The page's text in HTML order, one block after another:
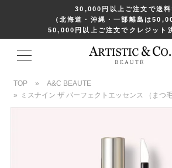
30,000円以上ご注文で送料
（北海道・沖縄・一部離島は
50,000円以上ご注文でクレジット
TOP »
A&C BEAUTE
»
ミスナイン ザ パーフェクトエッセンス （まつ毛